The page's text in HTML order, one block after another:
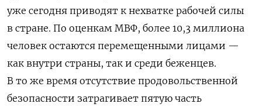
уже сегодня приводят к нехватке рабочей силы
в стране. По оценкам МВФ, более 10,3 миллиона
человек остаются перемещенными лицами —
как внутри страны, так и среди беженцев.
В то же время отсутствие продовольственной
безопасности затрагивает пятую часть